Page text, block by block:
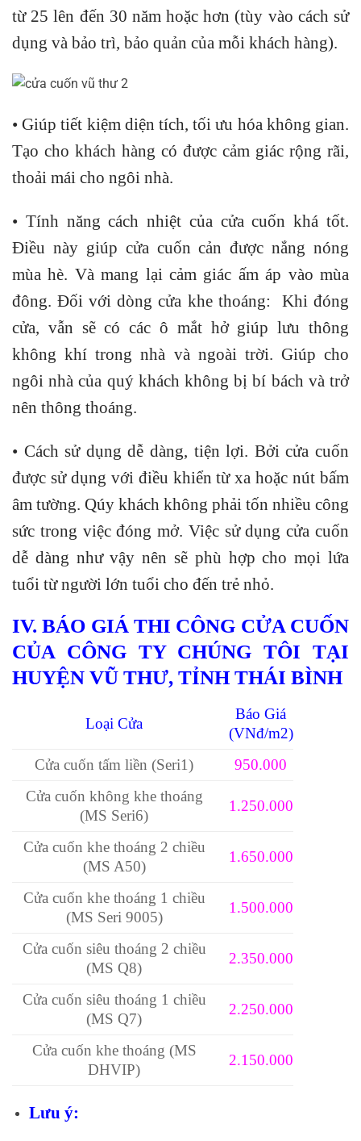
từ 25 lên đến 30 năm hoặc hơn (tùy vào cách sử
dụng và bảo trì, bảo quản của mỗi khách hàng).
• Giúp tiết kiệm diện tích, tối ưu hóa không gian.
Tạo cho khách hàng có được cảm giác rộng rãi,
thoải mái cho ngôi nhà.
• Tính năng cách nhiệt của cửa cuốn khá tốt.
Điều này giúp cửa cuốn cản được nắng nóng
mùa hè. Và mang lại cảm giác ấm áp vào mùa
đông. Đối với dòng cửa khe thoáng: Khi đóng
cửa, vẫn sẽ có các ô mắt hở giúp lưu thông
không khí trong nhà và ngoài trời. Giúp cho
ngôi nhà của quý khách không bị bí bách và trở
nên thông thoáng.
• Cách sử dụng dễ dàng, tiện lợi. Bởi cửa cuốn
được sử dụng với điều khiển từ xa hoặc nút bấm
âm tường. Qúy khách không phải tốn nhiều công
sức trong việc đóng mở. Việc sử dụng cửa cuốn
dễ dàng như vậy nên sẽ phù hợp cho mọi lứa
tuổi từ người lớn tuổi cho đến trẻ nhỏ.
IV. BÁO GIÁ THI CÔNG CỬA CUỐN
CỦA CÔNG TY CHÚNG TÔI TẠI
HUYỆN VŨ THƯ, TỈNH THÁI BÌNH
Loại Cửa
Báo Giá
(VNđ/m2)
Cửa cuốn tấm liền (Seri1)
950.000
Cửa cuốn không khe thoáng
(MS Seri6)
1.250.000
Cửa cuốn khe thoáng 2 chiều
(MS A50)
1.650.000
Cửa cuốn khe thoáng 1 chiều
(MS Seri 9005)
1.500.000
Cửa cuốn siêu thoáng 2 chiều
(MS Q8)
2.350.000
Cửa cuốn siêu thoáng 1 chiều
(MS Q7)
2.250.000
Cửa cuốn khe thoáng (MS
DHVIP)
2.150.000
Lưu ý: